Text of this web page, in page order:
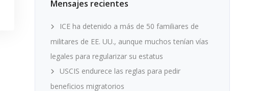
Mensajes recientes
ICE ha detenido a más de 50 familiares de
militares de EE. UU., aunque muchos tenían vías
legales para regularizar su estatus
USCIS endurece las reglas para pedir
beneficios migratorios